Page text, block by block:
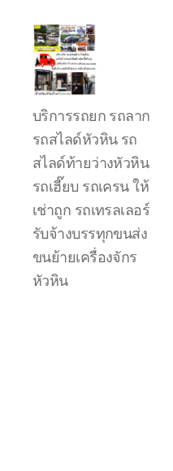
ลาก
รถ
สไลด์
เขต
หัวหิน
24
ชั่วโมง
ติดต่อ
โทร
บริการรถยก รถลาก
รถสไลด์หัวหิน รถ
สไลด์ท้ายว่างหัวหิน
รถเฮี๊ยบ รถเครน ให้
เช่าถูก รถเทรลเลอร์
รับจ้างบรรทุกขนส่ง
ขนย้ายเครื่องจักร
หัวหิน